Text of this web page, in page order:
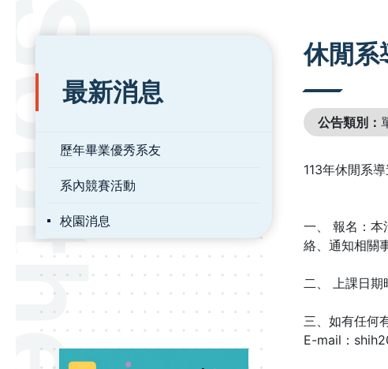
:::
:::
最新消息
歷年畢業優秀系友
系內競賽活動
校園消息
休閒系
公告類別：
113年休閒系
一、 報名：本
絡、通知相關
二、 上課日
三、如有任何
E-mail：